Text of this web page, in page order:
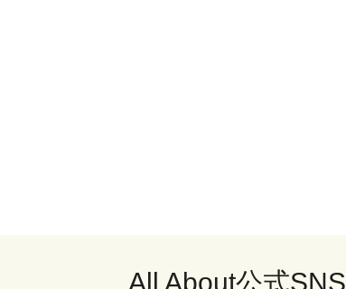
All About公式SNS